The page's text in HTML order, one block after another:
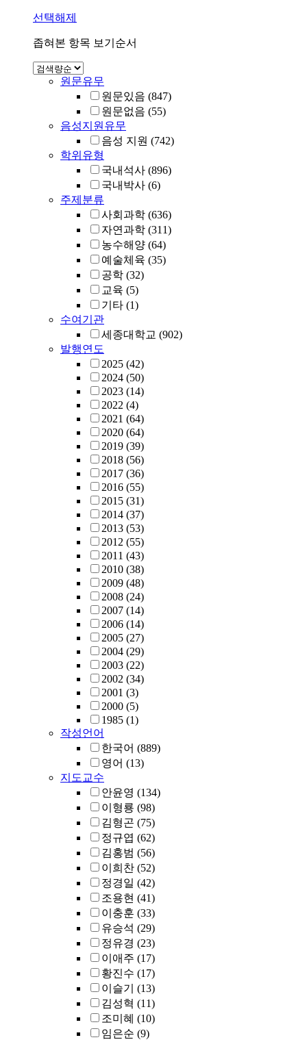
선택해제
좁혀본 항목 보기순서
원문유무
원문있음 (847)
원문없음 (55)
음성지원유무
음성 지원 (742)
학위유형
국내석사 (896)
국내박사 (6)
주제분류
사회과학 (636)
자연과학 (311)
농수해양 (64)
예술체육 (35)
공학 (32)
교육 (5)
기타 (1)
수여기관
세종대학교 (902)
발행연도
2025 (42)
2024 (50)
2023 (14)
2022 (4)
2021 (64)
2020 (64)
2019 (39)
2018 (56)
2017 (36)
2016 (55)
2015 (31)
2014 (37)
2013 (53)
2012 (55)
2011 (43)
2010 (38)
2009 (48)
2008 (24)
2007 (14)
2006 (14)
2005 (27)
2004 (29)
2003 (22)
2002 (34)
2001 (3)
2000 (5)
1985 (1)
작성언어
한국어 (889)
영어 (13)
지도교수
안윤영 (134)
이형룡 (98)
김형곤 (75)
정규엽 (62)
김홍범 (56)
이희찬 (52)
정경일 (42)
조용현 (41)
이충훈 (33)
유승석 (29)
정유경 (23)
이애주 (17)
황진수 (17)
이슬기
(13)
김성혁 (11)
조미혜 (10)
임은순 (9)